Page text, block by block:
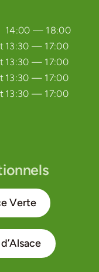
14:00 — 18:00
13:30 — 17:00
13:30 — 17:00
13:30 — 17:00
13:30 — 17:00
Verte